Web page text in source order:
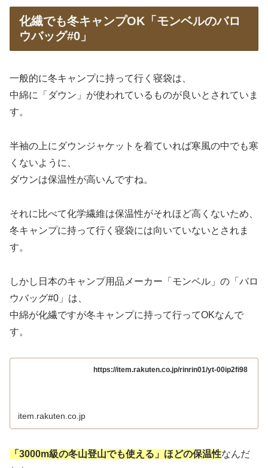
化繊でも冬キャンプOK「モンベルのバロ
ウバッグ#0」
一般的に冬キャンプに持って行く寝袋は、
中綿に「ダウン」が使われているものが良いとされていま
す。
半袖の上にダウンジャケットを着ていれば寒風の中でも寒
くないように、
ダウンは保温性が高いんですね。
それに比べて化学繊維は保温性がそれほど高くないため、
冬キャンプに持って行く寝袋には向いていないとされま
す。
しかし日本のキャンプ用品メーカー「モンベル」の「バロ
ウバッグ#0」は、
中綿が化繊ですが冬キャンプに持って行ってOKなんで
す。
https://item.rakuten.co.jp/rinrin01/yt-00ip2fi98
item.rakuten.co.jp
「3000m級の冬山登山でも使える」ほどの保温性なんだ